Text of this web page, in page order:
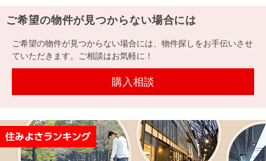
ンを
探す
一戸
建て
す
用
物
件
件を
探す
定
談
売却
金額
試算
経営ビジ
ョン
組織図
役員一
沿革
本社地
図
（電子ブ
ック版）
提携企業にお勤めの方
閉じる
ご希望の物件が見つからない場合には
ご希望の物件が見つからない場合には、物件探しをお手伝いさせ
ていただきます。ご相談はお気軽に！
購入相談